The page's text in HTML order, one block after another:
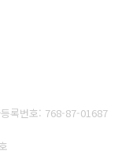
록번호: 768-87-01687